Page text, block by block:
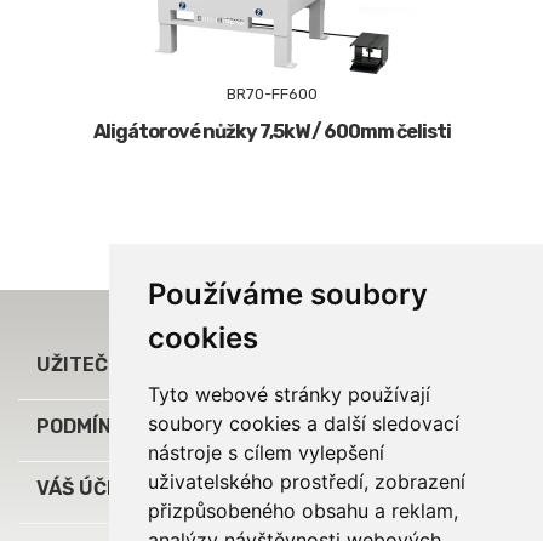
Používáme soubory
cookies
Tyto webové stránky používají
soubory cookies a další sledovací
nástroje s cílem vylepšení
uživatelského prostředí, zobrazení
přizpůsobeného obsahu a reklam,
BR70-FF600
Aligátorové nůžky 7,5kW / 600mm čelisti
UŽITEČNÉ ODKAZY
PODMÍNKY A INFORMACE
VÁŠ ÚČET